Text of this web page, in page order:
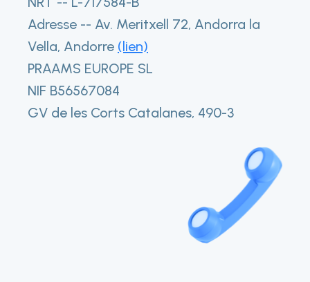
Adresse -- Av. Meritxell 72, Andorra la
Vella, Andorre (lien)
PRAAMS EUROPE SL
NIF B56567084
GV de les Corts Catalanes, 490-3